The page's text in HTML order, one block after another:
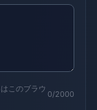
このブラウ
0/2000